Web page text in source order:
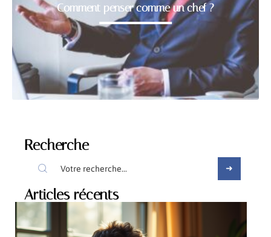
Comment penser comme un chef ?
Recherche
Articles récents